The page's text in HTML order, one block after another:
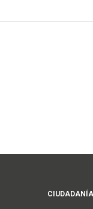
CIUDADANÍA